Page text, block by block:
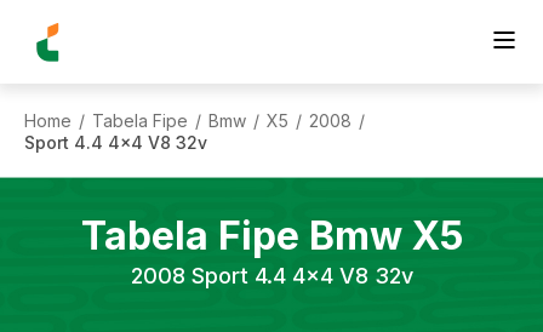
Home / Tabela Fipe / Bmw / X5 / 2008 /
Sport 4.4 4x4 V8 32v
Tabela Fipe Bmw X5
2008 Sport 4.4 4x4 V8 32v